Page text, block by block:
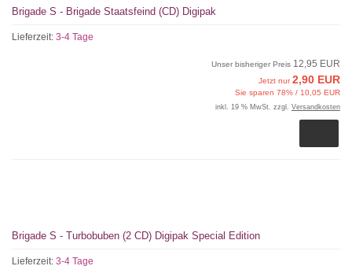
Brigade S - Brigade Staatsfeind (CD) Digipak
Lieferzeit: 3-4 Tage
Unser bisheriger Preis 12,95 EUR
Jetzt nur2,90 EUR
Sie sparen 78% / 10,05 EUR
inkl. 19 % MwSt. zzgl. Versandkosten
Brigade S - Turbobuben (2 CD) Digipak Special Edition
Lieferzeit: 3-4 Tage